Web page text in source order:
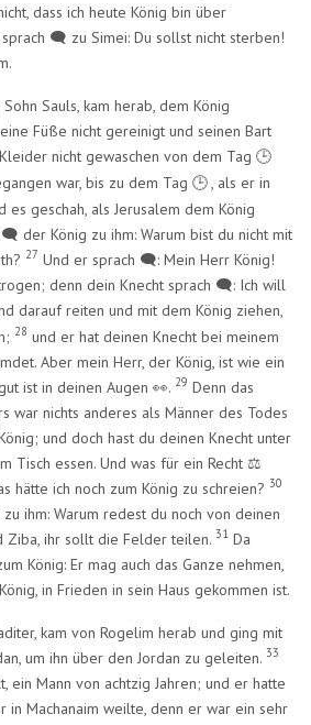
dass ich heute König bin über
🗨️ zu Simei: Du sollst nicht sterben!
Sauls, kam herab, dem König
Füße nicht gereinigt und seinen Bart
nicht gewaschen von dem Tag🕒
war, bis zu dem Tag🕒 ​ , als er in
es geschah, als Jerusalem dem König
der König zu ihm: Warum bist du nicht mit
27 Und er sprach 🗨️: Mein Herr König!
denn dein Knecht sprach 🗨️: Ich will
darauf reiten und mit dem König ziehen,
28 und er hat deinen Knecht bei meinem
Aber mein Herr, der König, ist wie ein
ist in deinen Augen 👀. 29 Denn das
war nichts anderes als Männer des Todes
und doch hast du deinen Knecht unter
Tisch essen. Und was für ein Recht ⚖️
hätte ich noch zum König zu schreien? 30
ihm: Warum redest du noch von deinen
Ziba, ihr sollt die Felder teilen. 31 Da
König: Er mag auch das Ganze nehmen,
in Frieden in sein Haus gekommen ist.
kam von Rogelim herab und ging mit
um ihn über den Jordan zu geleiten. 33
ein Mann von achtzig Jahren; und er hatte
in Machanaim weilte, denn er war ein sehr